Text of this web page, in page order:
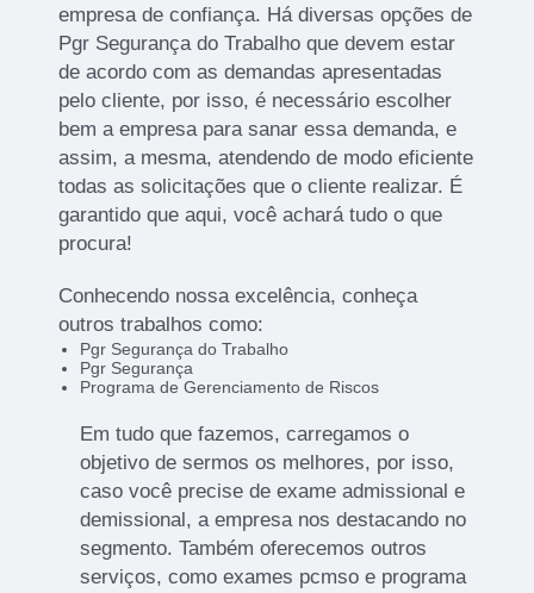
empresa de confiança. Há diversas opções de
Pgr Segurança do Trabalho que devem estar
de acordo com as demandas apresentadas
pelo cliente, por isso, é necessário escolher
bem a empresa para sanar essa demanda, e
assim, a mesma, atendendo de modo eficiente
todas as solicitações que o cliente realizar. É
garantido que aqui, você achará tudo o que
procura!
Conhecendo nossa excelência, conheça
outros trabalhos como:
Pgr Segurança do Trabalho
Pgr Segurança
Programa de Gerenciamento de Riscos
Em tudo que fazemos, carregamos o
objetivo de sermos os melhores, por isso,
caso você precise de exame admissional e
demissional, a empresa nos destacando no
segmento. Também oferecemos outros
serviços, como exames pcmso e programa